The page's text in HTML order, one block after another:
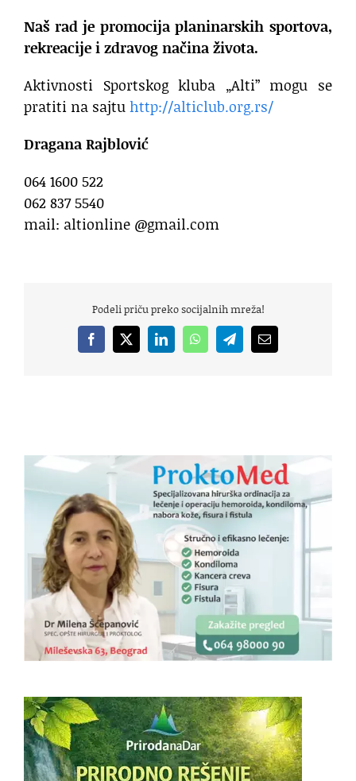
Naš rad je promocija planinarskih sportova,
rekreacije i zdravog načina života.
Aktivnosti Sportskog kluba „Alti” mogu se
pratiti na sajtuhttp://alticlub.org.rs/
Dragana Rajblović
064 1600 522
062 837 5540
mail: altionline @gmail.com
Podeli priču preko socijalnih mreža!
Facebook
X LinkedInWhatsAppTelegramEmail